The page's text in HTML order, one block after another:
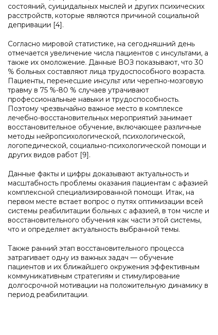
состояний, суицидальных мыслей и других психических
расстройств, которые являются причиной социальной
депривации [4].
Согласно мировой статистике, на сегодняшний день
отмечается увеличение числа пациентов с инсультами, а
также их омоложение. Данные ВОЗ показывают, что 30
% больных составляют лица трудоспособного возраста.
Пациенты, перенесшие инсульт или черепно-мозговую
травму в 75 %-80 % случаев утрачивают
профессиональные навыки и трудоспособность.
Поэтому чрезвычайно важное место в комплексе
лечебно-восстановительных мероприятий занимает
восстановительное обучение, включающее различные
методы нейропсихологической, психологической,
логопедической, социально-психологической помощи и
других видов работ [9].
Данные факты и цифры доказывают актуальность и
масштабность проблемы оказания пациентам с афазией
комплексной специализированной помощи. Итак, на
первом месте встает вопрос о путях оптимизации всей
системы реабилитации больных с афазией, в том числе и
восстановительного обучения как части этой системы,
что и определяет актуальность выбранной темы.
Также ранний этап восстановительного процесса
затрагивает одну из важных задач — обучение
пациентов и их ближайшего окружения эффективным
коммуникативным стратегиям и стимулирование
долгосрочной мотивации на положительную динамику в
период реабилитации.